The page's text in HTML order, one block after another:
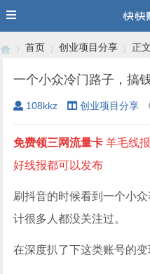
›
首页
›
创业项目分享
›
正文
一个小众冷门路子，搞
108kkz 创业项目分享
免费领三网流量卡 羊毛线
好线报都可以发布
刷抖音的时候看到一个小
计很多人都没关注过。
在深度扒了下这类账号的